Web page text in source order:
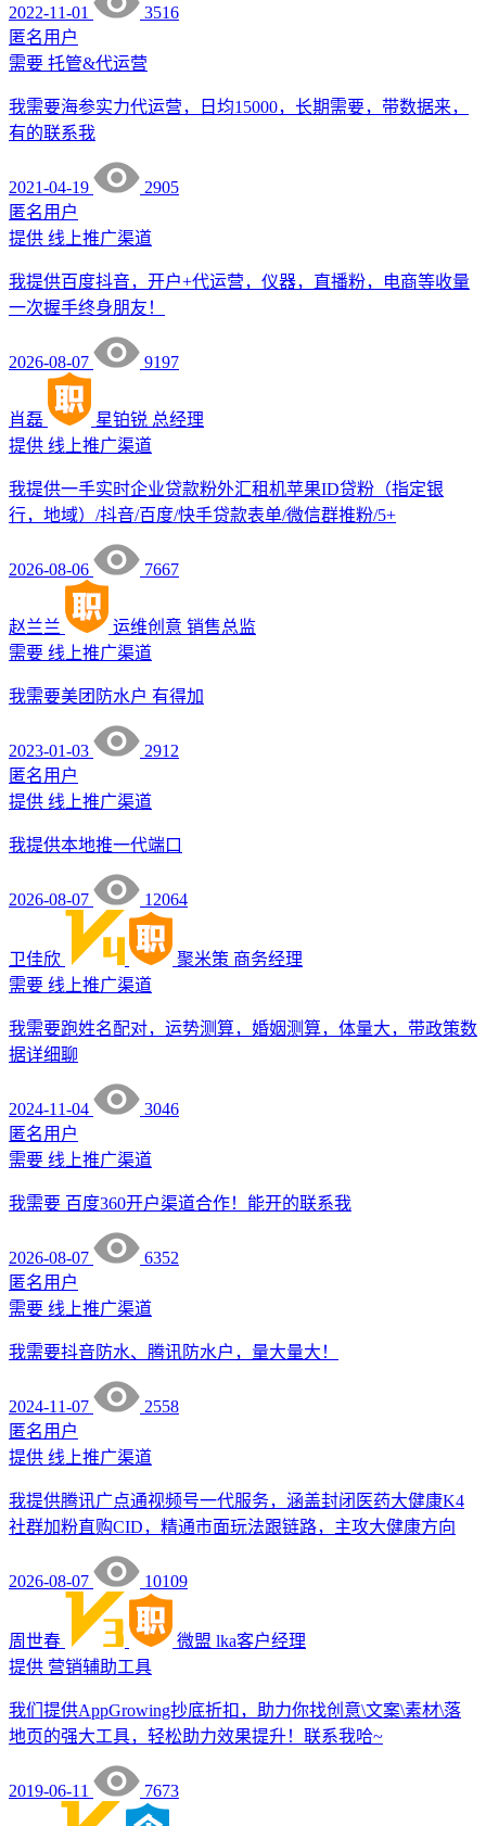
2022-11-01
3516
匿名用户
需要 托管&代运营
我需要海参实力代运营，日均15000，长期需要，带数据来，
有的联系我
2021-04-19
2905
匿名用户
提供 线上推广渠道
我提供百度抖音，开户+代运营，仪器，直播粉，电商等收量
一次握手终身朋友！
2026-08-07 9197
肖磊 星铂锐 总经理
提供 线上推广渠道
我提供一手实时企业贷款粉外汇租机苹果ID贷粉（指定银
行，地域）/抖音/百度/快手贷款表单/微信群推粉/5+
2026-08-06 7667
赵兰兰 运维创意 销售总监
需要 线上推广渠道
我需要美团防水户 有得加
2023-01-03
2912
匿名用户
提供 线上推广渠道
我提供本地推一代端口
2026-08-07 12064
卫佳欣 聚米策 商务经理
需要 线上推广渠道
我需要跑姓名配对，运势测算，婚姻测算，体量大，带政策数
据详细聊
2024-11-04
3046
匿名用户
需要 线上推广渠道
我需要 百度360开户渠道合作！能开的联系我
2026-08-07
6352
匿名用户
需要 线上推广渠道
我需要抖音防水、腾讯防水户，量大量大！
2024-11-07
2558
匿名用户
提供 线上推广渠道
我提供腾讯广点通视频号一代服务，涵盖封闭医药大健康K4
社群加粉直购CID，精通市面玩法跟链路，主攻大健康方向
2026-08-07 10109
周世春 微盟 lka客户经理
提供 营销辅助工具
我们提供AppGrowing抄底折扣，助力你找创意\文案\素材\落
地页的强大工具，轻松助力效果提升！联系我哈~
2019-06-11 7673